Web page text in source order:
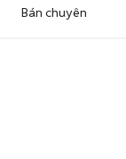
Bán chuyên